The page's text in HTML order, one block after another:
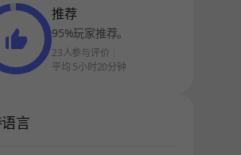
推荐
95%玩家推荐。
23人参与评价
平均 5小时20分钟
言